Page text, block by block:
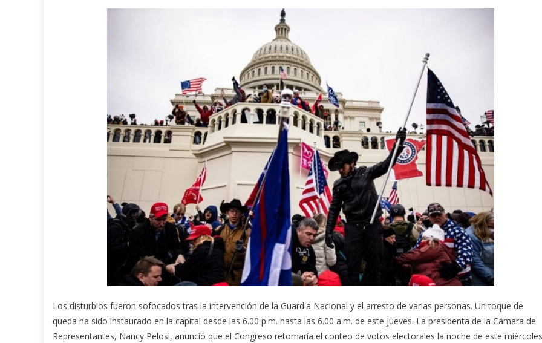
Los disturbios fueron sofocados tras la intervención de la Guardia Nacional y el arresto de varias personas. Un toque de
queda ha sido instaurado en la capital desde las 6.00 p.m. hasta las 6.00 a.m. de este jueves. La presidenta de la Cámara de
Representantes, Nancy Pelosi, anunció que el Congreso retomaría el conteo de votos electorales la noche de este